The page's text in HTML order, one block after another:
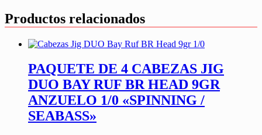
Productos relacionados
PAQUETE DE 4 CABEZAS JIG
DUO BAY RUF BR HEAD 9GR
ANZUELO 1/0 «SPINNING /
SEABASS»